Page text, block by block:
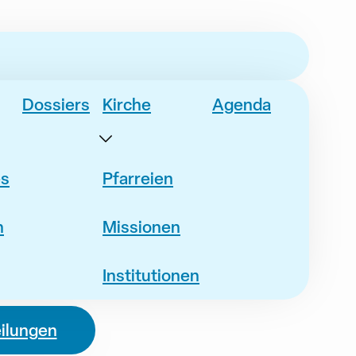
Dossiers Kirche
Pfarreien
Missionen
Institutionen
Agenda